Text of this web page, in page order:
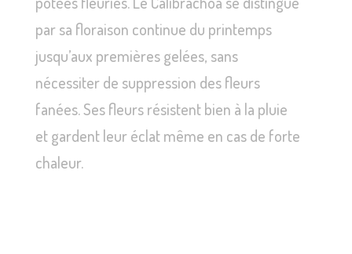
par sa floraison continue du printemps
jusqu’aux premières gelées, sans
nécessiter de suppression des fleurs
fanées. Ses fleurs résistent bien à la pluie
et gardent leur éclat même en cas de forte
chaleur.